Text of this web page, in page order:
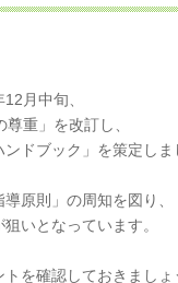
月中旬、
重」を改訂し、
ドブック」を策定しま
原則」の周知を図り、
いとなっています。
を確認しておきましょ